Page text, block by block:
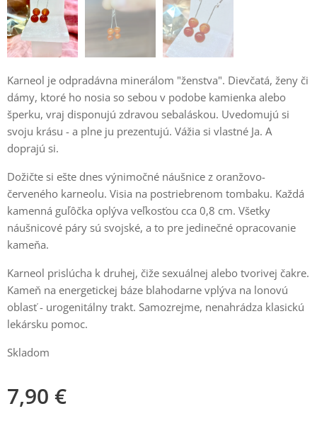
Karneol je odpradávna minerálom "ženstva". Dievčatá, ženy či
dámy, ktoré ho nosia so sebou v podobe kamienka alebo
šperku, vraj disponujú zdravou sebaláskou. Uvedomujú si
svoju krásu - a plne ju prezentujú. Vážia si vlastné Ja. A
doprajú si.
Dožičte si ešte dnes výnimočné náušnice z oranžovo-
červeného karneolu. Visia na postriebrenom tombaku. Každá
kamenná guľôčka oplýva veľkosťou cca 0,8 cm. Všetky
náušnicové páry sú svojské, a to pre jedinečné opracovanie
kameňa.
Karneol prislúcha k druhej, čiže sexuálnej alebo tvorivej čakre.
Kameň na energetickej báze blahodarne vplýva na lonovú
oblasť - urogenitálny trakt. Samozrejme, nenahrádza klasickú
lekársku pomoc.
Skladom
7,90 €